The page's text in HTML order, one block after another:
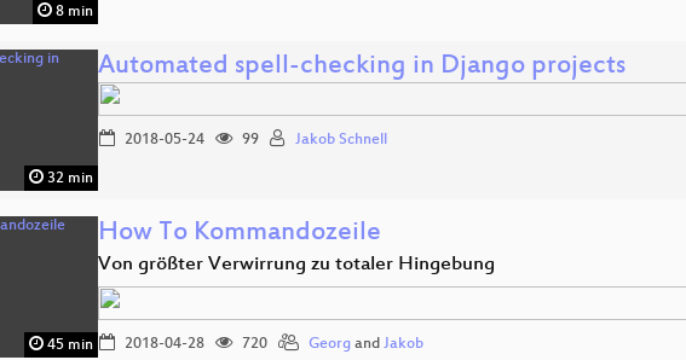
8 min
32 min
Automated spell-checking in Django projects
2018-05-24 99 Jakob Schnell
45 min
How To Kommandozeile
Von größter Verwirrung zu totaler Hingebung
2018-04-28 720 Georg and Jakob